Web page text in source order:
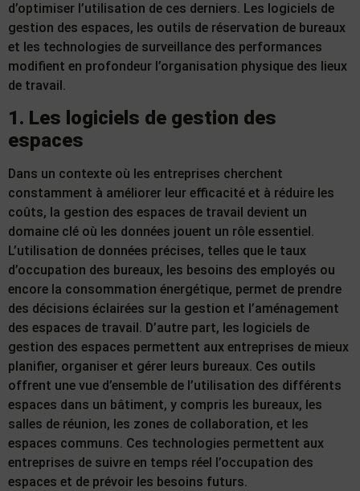
d’optimiser l’utilisation de ces derniers. Les logiciels de
gestion des espaces, les outils de réservation de bureaux
et les technologies de surveillance des performances
modifient en profondeur l’organisation physique des lieux
de travail.
1. Les logiciels de gestion des
espaces
Dans un contexte où les entreprises cherchent
constamment à améliorer leur efficacité et à réduire les
coûts, la gestion des espaces de travail devient un
domaine clé où les données jouent un rôle essentiel.
L’utilisation de données précises, telles que le taux
d’occupation des bureaux, les besoins des employés ou
encore la consommation énergétique, permet de prendre
des décisions éclairées sur la gestion et l’aménagement
des espaces de travail. D’autre part, les logiciels de
gestion des espaces permettent aux entreprises de mieux
planifier, organiser et gérer leurs bureaux. Ces outils
offrent une vue d’ensemble de l’utilisation des différents
espaces dans un bâtiment, y compris les bureaux, les
salles de réunion, les zones de collaboration, et les
espaces communs. Ces technologies permettent aux
entreprises de suivre en temps réel l’occupation des
espaces et de prévoir les besoins futurs.